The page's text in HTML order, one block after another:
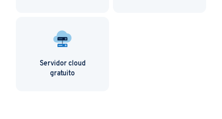
Servidor cloud
gratuito